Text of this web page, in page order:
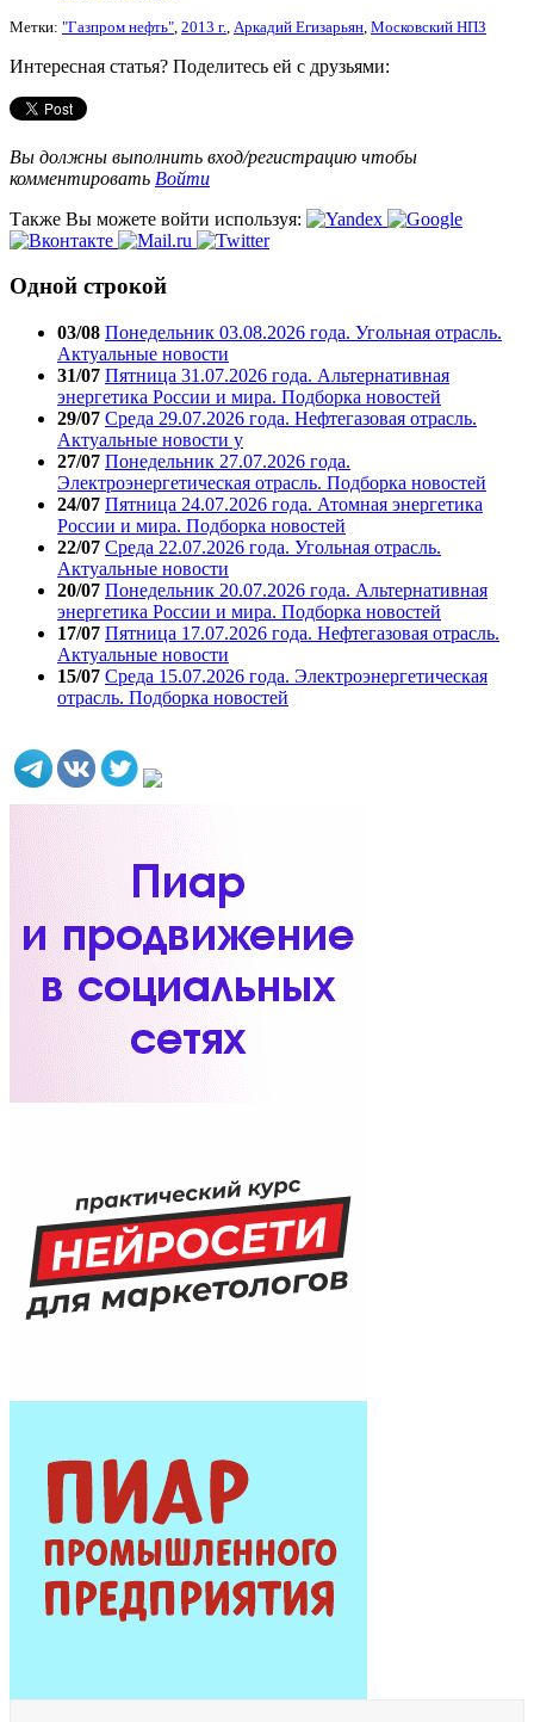
Метки: "Газпром нефть" 2013 г. Аркадий Егизарьян Московский НПЗ
Интересная статья? Поделитесь ей с друзьями:
Вы должны выполнить вход/регистрацию чтобы
комментировать Войти
Также Вы можете войти используя:
Одной строкой
03/08 Понедельник 03.08.2026 года. Угольная отрасль.
Актуальные новости
31/07 Пятница 31.07.2026 года. Альтернативная
энергетика России и мира. Подборка новостей
29/07 Среда 29.07.2026 года. Нефтегазовая отрасль.
Актуальные новости у
27/07 Понедельник 27.07.2026 года.
Электроэнергетическая отрасль. Подборка новостей
24/07 Пятница 24.07.2026 года. Атомная энергетика
России и мира. Подборка новостей
22/07 Среда 22.07.2026 года. Угольная отрасль.
Актуальные новости
20/07 Понедельник 20.07.2026 года. Альтернативная
энергетика России и мира. Подборка новостей
17/07 Пятница 17.07.2026 года. Нефтегазовая отрасль.
Актуальные новости
15/07 Среда 15.07.2026 года. Электроэнергетическая
отрасль. Подборка новостей